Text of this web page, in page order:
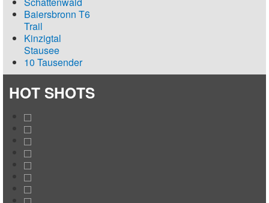
Baiersbronn T6
Trail
Kinzigtal
Stausee
10 Tausender
HOT SHOTS